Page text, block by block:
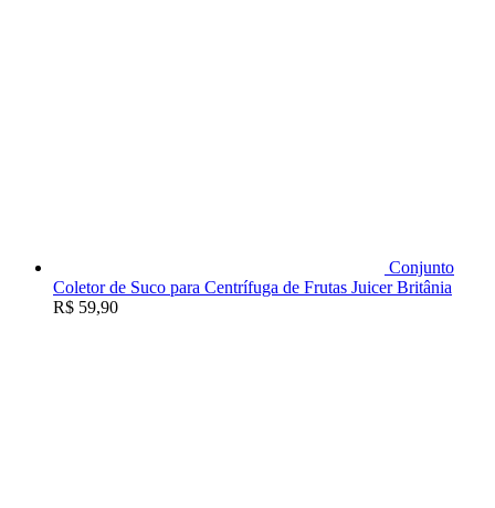
Conjunto
Coletor de Suco para Centrífuga de Frutas Juicer Britânia
R$ 59,90